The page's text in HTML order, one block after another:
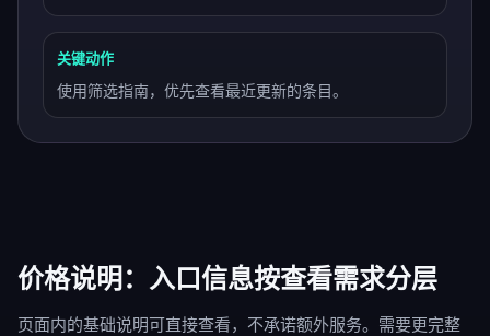
关键动作
使用筛选指南，优先查看最近更新的条目。
价格说明：入口信息按查看需求分层
页面内的基础说明可直接查看，不承诺额外服务。需要更完整